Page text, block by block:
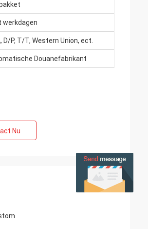
werkdagen
D/P, T/T, Western Union, ect.
Douanefabrikant
Nu